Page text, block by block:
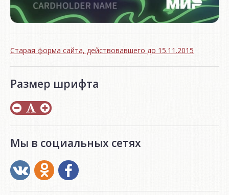
Старая форма сайта, действовавшего до 15.11.2015
Размер шрифта
Мы в социальных сетях